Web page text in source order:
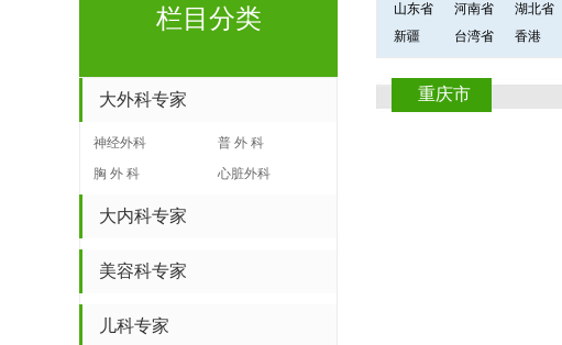
栏目分类
大外科专家
神经外科
普 外 科
胸 外 科
心脏外科
大内科专家
美容科专家
儿科专家
山东省
河南省 湖北省
新疆
台湾省 香港
重庆市